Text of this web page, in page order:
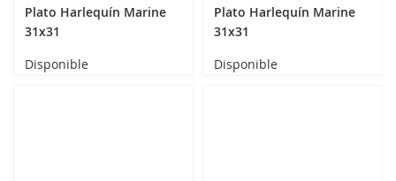
Plato Harlequín Marine
31x31
Disponible
Plato Harlequín Marine
31x31
Disponible